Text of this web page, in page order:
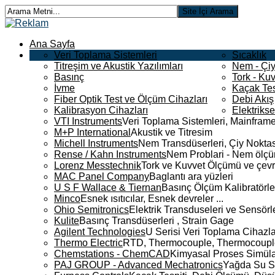
Ana Sayfa
Veri Toplama Sistemleri
Titreşim ve Akustik Yazılımları
Basınç
İvme
Fiber Optik Test ve Ölçüm Cihazları
Kalibrasyon Cihazları
Sıcaklık
Nem -
Tork -
Kaçak
Debi Akış
VTI InstrumentsVeri Toplama Sistemleri,
M+P International Akustik ve Titresim
Michell InstrumentsNem Transdüserleri, Çiy
Rense / Kahn InstrumentsNem Problari - Nem
Lorenz MesstechnikTork ve Kuvvet Ölçümü ve
MAC Panel CompanyBaglantı ara yüzleri
U S F Wallace & TiernanBasınç Ölçüm
MincoEsnek ısıtıcılar, Esnek devreler ...
Ohio SemitronicsElektrik Transduseleri ve
KuliteBasınç Transdüserleri , Strain Gage
Agilent TechnologiesU Serisi Veri Toplama
Thermo ElectricRTD, Thermocouple,
Chemstations - ChemCADKimyasal Proses
PAJ GROUP - Advanced MechatronicsYağda Su